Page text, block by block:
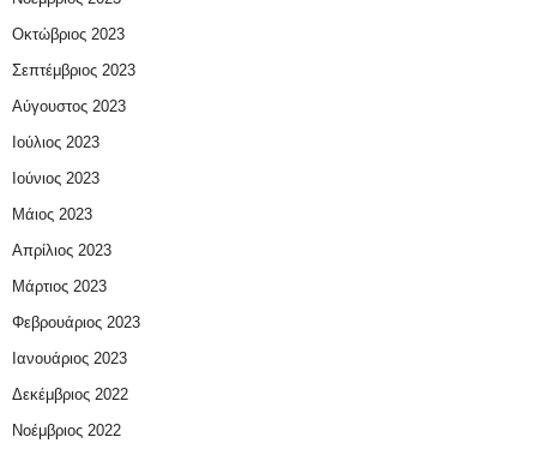
Οκτώβριος 2023
Σεπτέμβριος 2023
Αύγουστος 2023
Ιούλιος 2023
Ιούνιος 2023
Μάιος 2023
Απρίλιος 2023
Μάρτιος 2023
Φεβρουάριος 2023
Ιανουάριος 2023
Δεκέμβριος 2022
Νοέμβριος 2022